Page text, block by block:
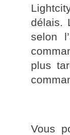
délais.
selon
plus
Vous